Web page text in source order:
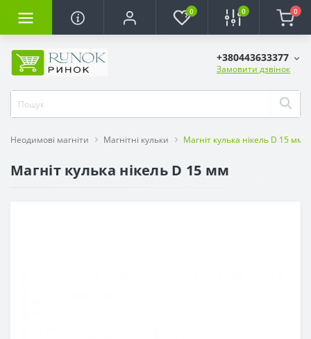
0 0 0
+380443633377
Замовити дзвінок
Неодимові магніти Магнітні кульки Магніт кулька нікель D 15 мм
Магніт кулька нікель D 15 мм